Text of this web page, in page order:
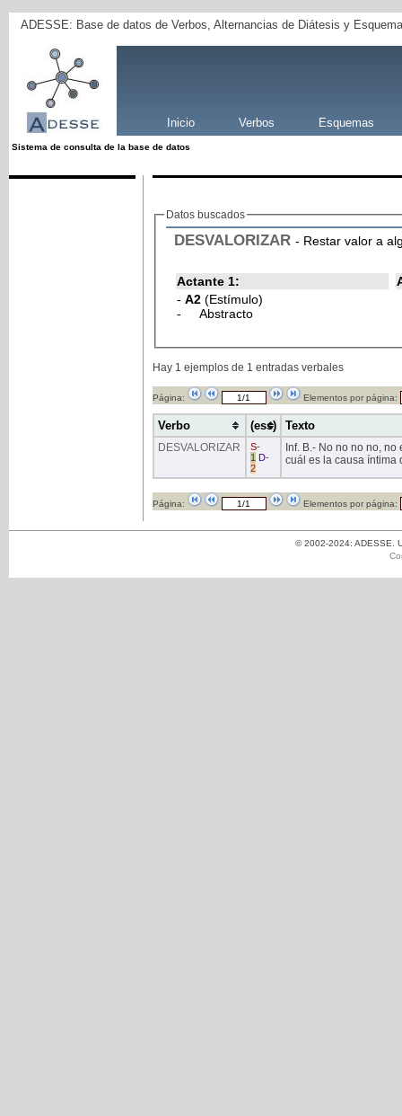
ADESSE: Base de datos de Verbos, Alternancias de Diátesis y
Inicio Verbos Esquemas
Sistema de consulta de la base de datos
Datos buscados
DESVALORIZAR - Restar valor a
Actante 1:
- A2 (Estímulo)
- Abstracto
Hay 1 ejemplos de 1 entradas verbales
Página: Elementos por página:
Verbo (ess) Texto
DESVALORIZAR S-
1
D-
2
Inf. B.- No no no no, no
cuál es la causa íntima
Página: Elementos por página:
© 2002-2024: ADESSE.